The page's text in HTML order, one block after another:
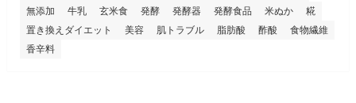
無添加
牛乳 玄米食 発酵 発酵器 発酵食品 米ぬか
糀
置き換えダイエット
美容 肌トラブル 脂肪酸 酢酸
食物繊維
香辛料